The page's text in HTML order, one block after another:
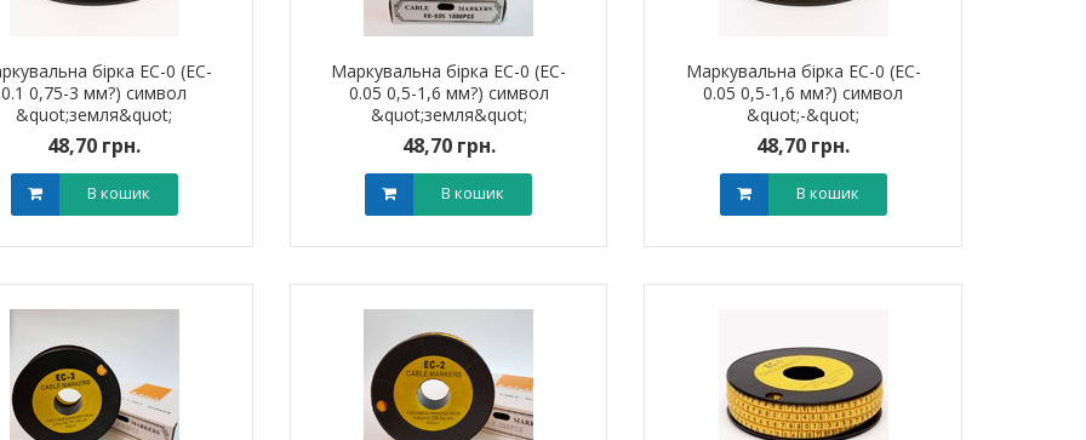
бірка ЕС-0 (EC-
0.1 0,75-3 мм?) символ
&quot;земля&quot;
48,70 грн.
В кошик
Маркувальна бірка ЕС-0 (EC-
0.05 0,5-1,6 мм?) символ
&quot;земля&quot;
48,70 грн.
В кошик
Маркувальна бірка ЕС-0 (EC-
0.05 0,5-1,6 мм?) символ
&quot;-&quot;
48,70 грн.
В кошик